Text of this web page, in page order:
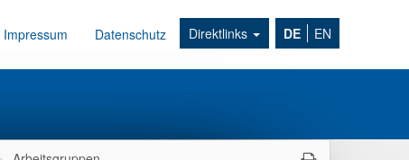
Impressum Datenschutz Direktlinks DE EN